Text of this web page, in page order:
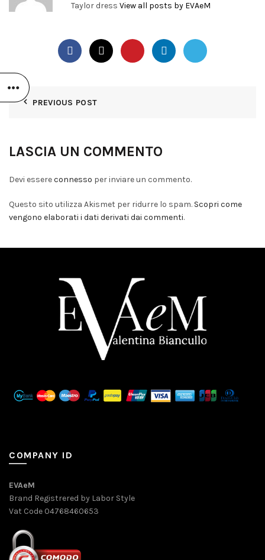
Taylor dress View all posts by EVAeM
PREVIOUS POST
LASCIA UN COMMENTO
Devi essereconnesso per inviare un commento.
Questo sito utilizza Akismet per ridurre lo spam. Scopri come
vengono elaborati i dati derivati dai commenti.
COMPANY ID
EVAeM
Brand Registrered by Labor Style
Vat Code 04768460653